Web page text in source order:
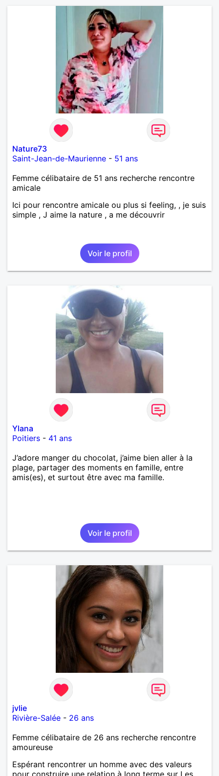
Nature73
Saint-Jean-de-Maurienne - 51 ans
Femme célibataire de 51 ans recherche rencontre
amicale
Ici pour rencontre amicale ou plus si feeling, , je suis
simple , J aime la nature , a me découvrir
Voir le profil
Ylana
Poitiers - 41 ans
J’adore manger du chocolat, j’aime bien aller à la
plage, partager des moments en famille, entre
amis(es), et surtout être avec ma famille.
Voir le profil
jvlie
Rivière-Salée - 26 ans
Femme célibataire de 26 ans recherche rencontre
amoureuse
Espérant rencontrer un homme avec des valeurs
pour construire une relation à long terme sur Les